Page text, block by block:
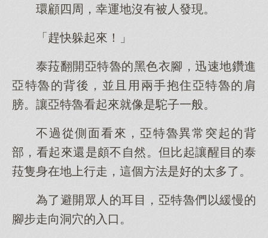
環顧四周，幸運地沒有被人發現。
「趕快躲起來！」
泰菈翻開亞特魯的黑色衣腳，迅速地鑽進
亞特魯的背後，並且用兩手抱住亞特魯的肩
膀。讓亞特魯看起來就像是駝子一般。
不過從側面看來，亞特魯異常突起的背
部，看起來還是頗不自然。但比起讓醒目的泰
菈隻身在地上行走，這個方法是好的太多了。
為了避開眾人的耳目，亞特魯們以緩慢的
腳步走向洞穴的入口。